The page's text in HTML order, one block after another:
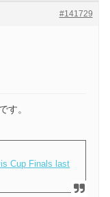
#141729
す。
Cup Finals last